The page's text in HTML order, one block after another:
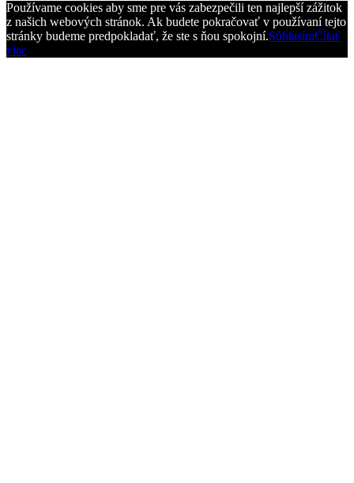
Používame cookies aby sme pre vás zabezpečili ten najlepší zážitok
z našich webových stránok. Ak budete pokračovať v používaní tejto
stránky budeme predpokladať, že ste s ňou spokojní.SúhlasímČítať
viac